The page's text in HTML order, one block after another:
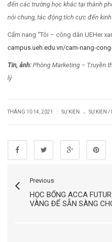
đến các trường học khác tại thành
nói chung, tác động tích cực đến kinh
Cẩm nang “Tôi – công dân UEHer
campus.ueh.edu.vn/cam-nang-
Tin, ảnh:Phòng Marketing – Truyền
lý
THÁNG 10 14, 2021 SỰ KIỆN . SỰ KIỆN /
Previous
HỌC BỔNG ACCA
VÀNG ĐỂ SẴN SÀNG